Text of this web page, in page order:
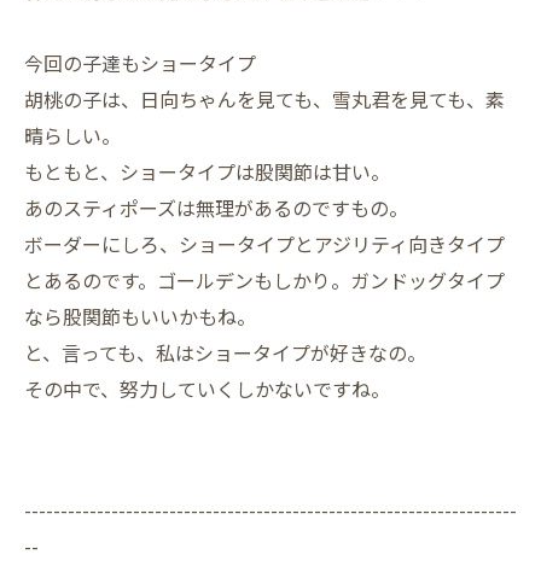
今回の子達もショータイプ
胡桃の子は、日向ちゃんを見ても、雪丸君を見ても、素
晴らしい。
もともと、ショータイプは股関節は甘い。
あのスティポーズは無理があるのですもの。
ボーダーにしろ、ショータイプとアジリティ向きタイプ
とあるのです。ゴールデンもしかり。ガンドッグタイプ
なら股関節もいいかもね。
と、言っても、私はショータイプが好きなの。
その中で、努力していくしかないですね。
--------------------------------------------------------------------
--